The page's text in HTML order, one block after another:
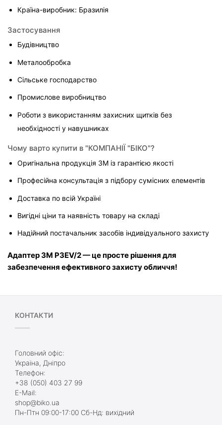
Країна-виробник: Бразилія
Застосування
Будівництво
Металообробка
Сільське господарство
Промислове виробництво
Роботи з використанням захисних щитків без
необхідності у навушниках
Чому варто купити в "КОМПАНІЇ "БІКО"?
Оригінальна продукція 3M із гарантією якості
Професійна консультація з підбору сумісних елементів
Доставка по всій Україні
Вигідні ціни та наявність товару на складі
Надійний постачальник засобів індивідуального захисту
Адаптер 3M P3EV/2 — це просте рішення для
забезпечення ефективного захисту обличчя!
КОНТАКТИ
Головний офіс:
Україна, Дніпро
Телефон:
+38 (050) 403 27 99
E-Mail:
shop@biko.ua
Пн-Птн 09:00-17:00 Сб-Нд: вихідний